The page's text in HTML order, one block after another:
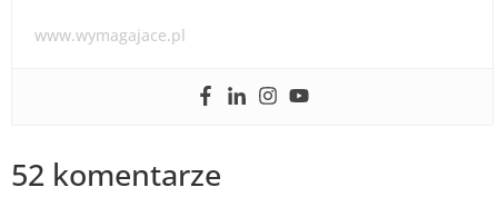
www.wymagajace.pl
52 komentarze